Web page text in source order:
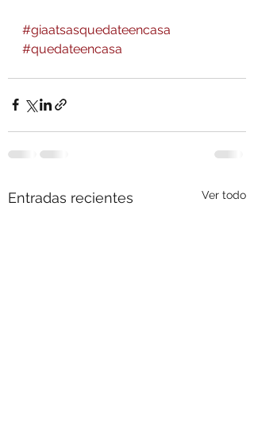
#giaatsasquedateencasa
#quedateencasa
Entradas recientes Ver todo